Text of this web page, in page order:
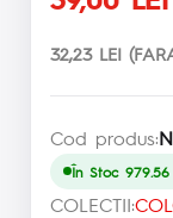
32,23 LEI
Cod produs:
În Stoc
COLECTII: